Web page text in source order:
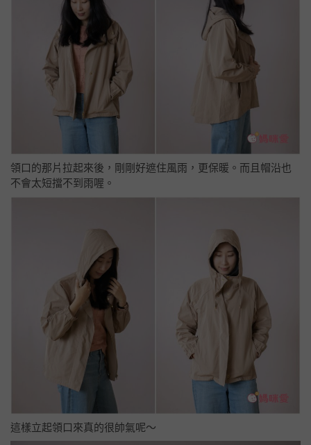
領口的那片拉起來後，剛剛好遮住風雨，更保暖。而且帽沿也
不會太短擋不到雨喔。
這樣立起領口來真的很帥氣呢～